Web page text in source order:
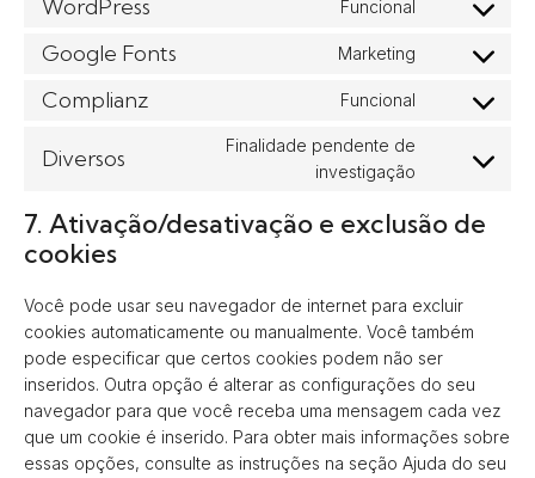
google-
WordPress Funcional
Consent
wordpress
Google Fonts Marketing
Consent
Complianz Funcional
Consent
service
Diversos
Finalidade pendente de
investigação
Consent
service
7. Ativação/desativação e exclusão de
cookies
Você pode usar seu navegador de internet para excluir
cookies automaticamente ou manualmente. Você também
pode especificar que certos cookies podem não ser
inseridos. Outra opção é alterar as configurações do seu
navegador para que você receba uma mensagem cada vez
que um cookie é inserido. Para obter mais informações sobre
essas opções, consulte as instruções na seção Ajuda do seu